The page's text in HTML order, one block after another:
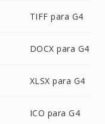
TIFF para G4
DOCX para G4
XLSX para G4
ICO para G4